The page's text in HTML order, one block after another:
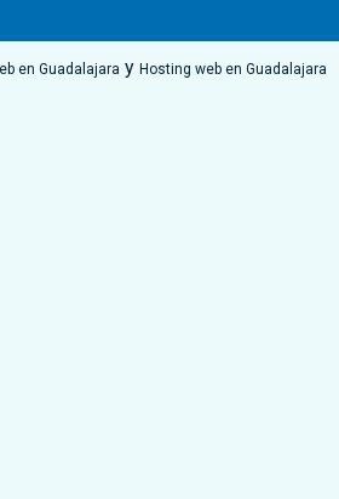
en Guadalajara y Hosting web en Guadalajara